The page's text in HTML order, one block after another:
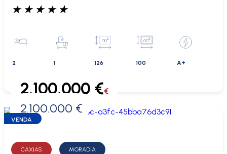
★ ★ ★ ★ ★
2 1 126 100 A+
0 €
2.100.000 €€
2.100.000 €
VENDA
CAXIAS MORADIA